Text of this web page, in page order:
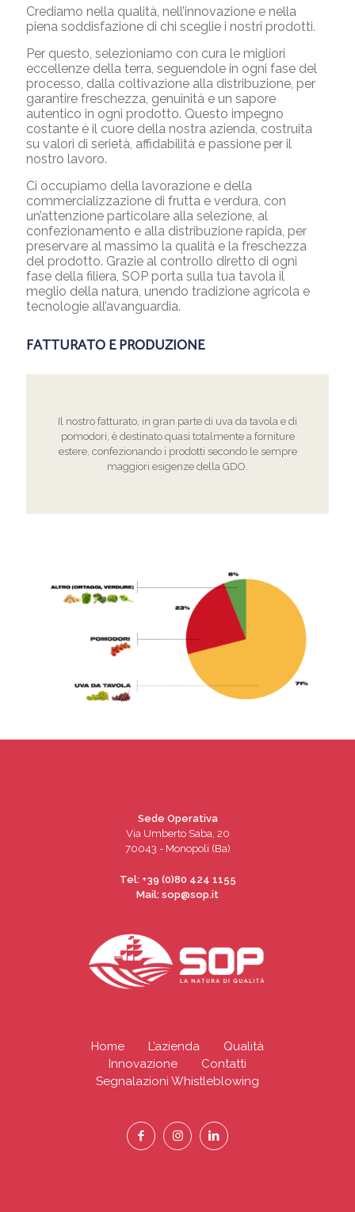
Crediamo nella qualità, nell’innovazione e nella
piena soddisfazione di chi sceglie i nostri prodotti.
Per questo, selezioniamo con cura le migliori
eccellenze della terra, seguendole in ogni fase del
processo, dalla coltivazione alla distribuzione, per
garantire freschezza, genuinità e un sapore
autentico in ogni prodotto. Questo impegno
costante è il cuore della nostra azienda, costruita
su valori di serietà, affidabilità e passione per il
nostro lavoro.
Ci occupiamo della lavorazione e della
commercializzazione di frutta e verdura, con
un’attenzione particolare alla selezione, al
confezionamento e alla distribuzione rapida, per
preservare al massimo la qualità e la freschezza
del prodotto. Grazie al controllo diretto di ogni
fase della filiera, SOP porta sulla tua tavola il
meglio della natura, unendo tradizione agricola e
tecnologie all’avanguardia.
FATTURATO E PRODUZIONE
Il nostro fatturato, in gran parte di uva da tavola e di
pomodori, è destinato quasi totalmente a forniture
estere, confezionando i prodotti secondo le sempre
maggiori esigenze della GDO.
Sede Operativa
Via Umberto Saba, 20
70043 - Monopoli (Ba)
Tel: +39 (0)80 424 1155
Mail: sop@sop.it
Home L’azienda
Qualità
Innovazione
Contatti
Segnalazioni Whistleblowing